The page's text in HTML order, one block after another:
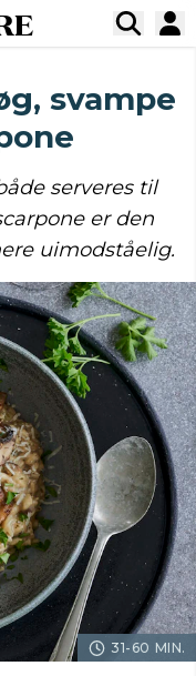
svampe
serveres til
er den
uimodståelig.
31-60 MIN.